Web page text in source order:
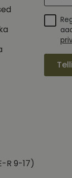
R 9-17)
aadressi
teha kindlaks,
näiteks reaalajas